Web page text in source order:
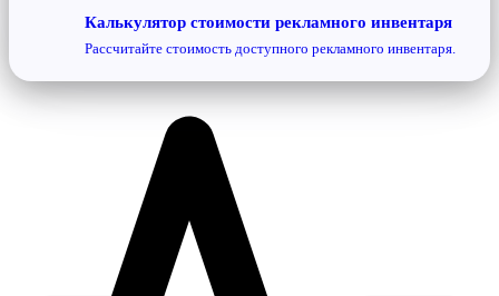
Калькулятор стоимости рекламного инвентаря
Рассчитайте стоимость доступного рекламного инвентаря.